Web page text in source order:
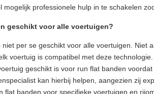
mogelijk professionele hulp in te schakelen
geschikt voor alle voertuigen?
per se geschikt voor alle voertuigen. Niet
voertuig is compatibel met deze
geschikt is voor run flat banden
kan hierbij helpen, aangezien zij
flat banden voor specifieke voertuigen en